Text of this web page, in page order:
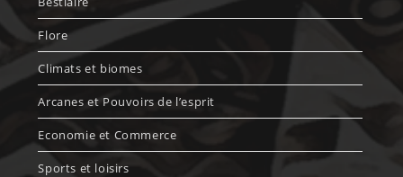
Flore
Climats et biomes
Arcanes et Pouvoirs de l’esprit
Economie et Commerce
Sports et loisirs